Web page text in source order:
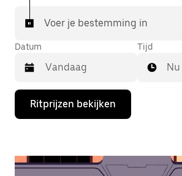
Voer je bestemming in
Datum
Druk
de
de
Tijd
Nu
Ritprijzen bekijken